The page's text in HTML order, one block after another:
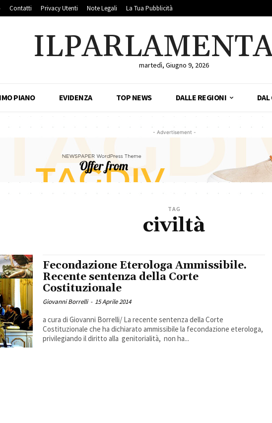
Contatti Privacy Utenti Note Legali La Tua Pubblicità
martedì, Giugno 9, 2026
PIANO EVIDENZA TOP NEWS DALLE REGIONI
- Advertisement -
TAG
civiltà
Fecondazione Eterologa Ammissibile.
Recente sentenza della Corte
Costituzionale
Giovanni Borrelli - 15 Aprile 2014
a cura di Giovanni Borrelli/ La recente sentenza della Corte
Costituzionale che ha dichiarato ammissibile la fecondazione eterologa,
privilegiando il diritto alla genitorialità, non ha...